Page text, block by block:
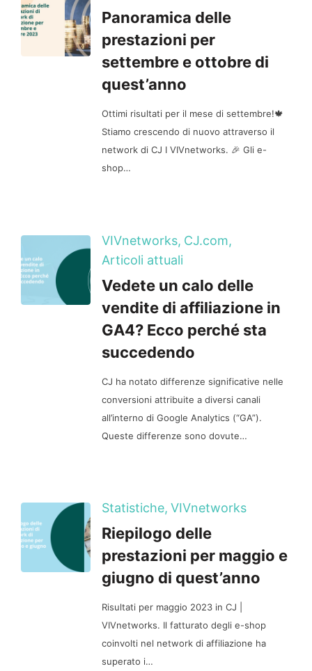
Panoramica delle
prestazioni per
settembre e ottobre di
quest’anno
Ottimi risultati per il mese di settembre!🍁
Stiamo crescendo di nuovo attraverso il
network di CJ I VIVnetworks. 🎉 Gli e-
shop…
Vedete un calo delle
vendite di affiliazione in
GA4? Ecco perché sta
succedendo
CJ ha notato differenze significative nelle
conversioni attribuite a diversi canali
all’interno di Google Analytics (“GA”).
Queste differenze sono dovute…
VIVnetworks, CJ.com,
Articoli attuali
Riepilogo delle
prestazioni per maggio e
giugno di quest’anno
Risultati per maggio 2023 in CJ |
VIVnetworks. Il fatturato degli e-shop
coinvolti nel network di affiliazione ha
superato i…
Statistiche, VIVnetworks